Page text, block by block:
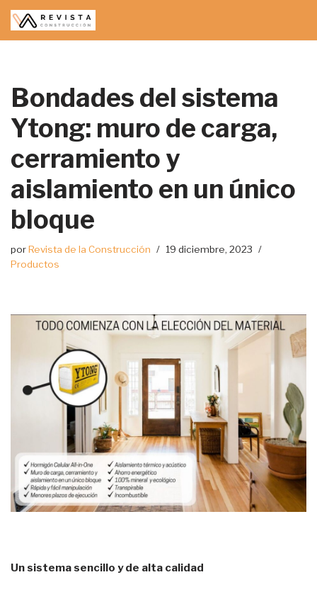
Saltar
Bondades del sistema
Ytong: muro de carga,
cerramiento y
aislamiento en un único
bloque
porRevista de la Construcción
19 diciembre, 2023
Productos
Un sistema sencillo y de alta calidad